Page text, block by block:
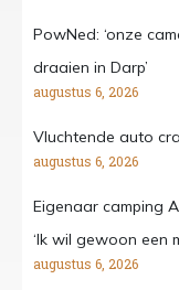
PowNed: ‘onze
draaien in Darp’
augustus 6, 2026
Vluchtende auto
augustus 6, 2026
Eigenaar camping
‘Ik wil gewoon een
augustus 6, 2026